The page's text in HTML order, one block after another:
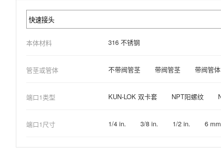
本体材料 316 不锈钢
管茎或管体 不带阀管茎 带阀管茎 带阀管体
端口1类型 KUN-LOK 双卡套 NPT阳螺纹
端口1尺寸 1/4 in. 3/8 in. 1/2 in. 6 mm